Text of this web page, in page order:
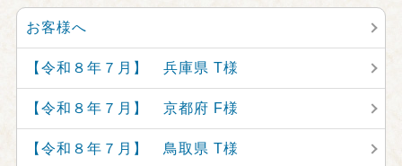
お客様へ
【令和８年７月】 兵庫県 T様
【令和８年７月】 京都府 F様
【令和８年７月】 鳥取県 T様